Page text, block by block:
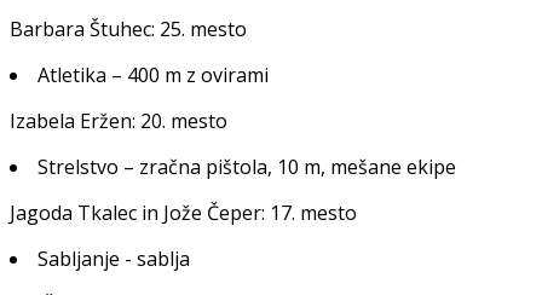
Barbara Štuhec: 25. mesto
Atletika – 400 m z ovirami
Izabela Eržen: 20. mesto
Strelstvo – zračna pištola, 10 m, mešane ekipe
Jagoda Tkalec in Jože Čeper: 17. mesto
Sabljanje - sablja